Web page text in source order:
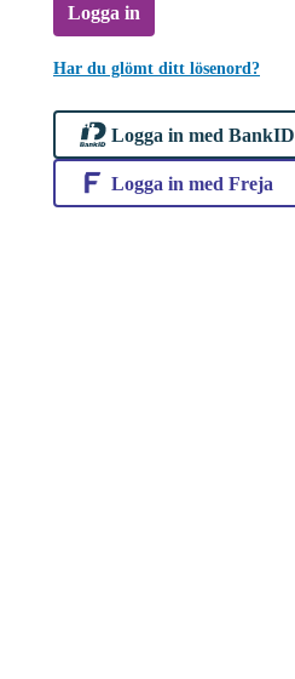
Logga in
Har du glömt ditt lösenord?
Logga in med BankID
Logga in med Freja